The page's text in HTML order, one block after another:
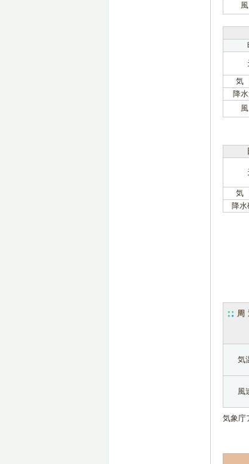
気
降
気
降水
気
風
気象庁